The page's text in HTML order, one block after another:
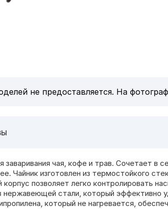
не предоставляется. На
чая, кофе и трав. Сочетает в
Чайник изготовлен из термостойкого
позволяет легко контролировать
стали, который эффективно
который не нагревается,